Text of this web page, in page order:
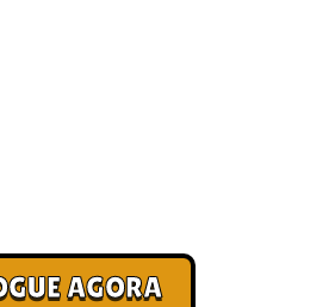
AGORA